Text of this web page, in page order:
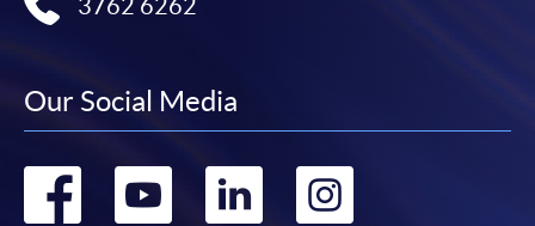
3762 6262
Our Social Media
Go Go Go Go